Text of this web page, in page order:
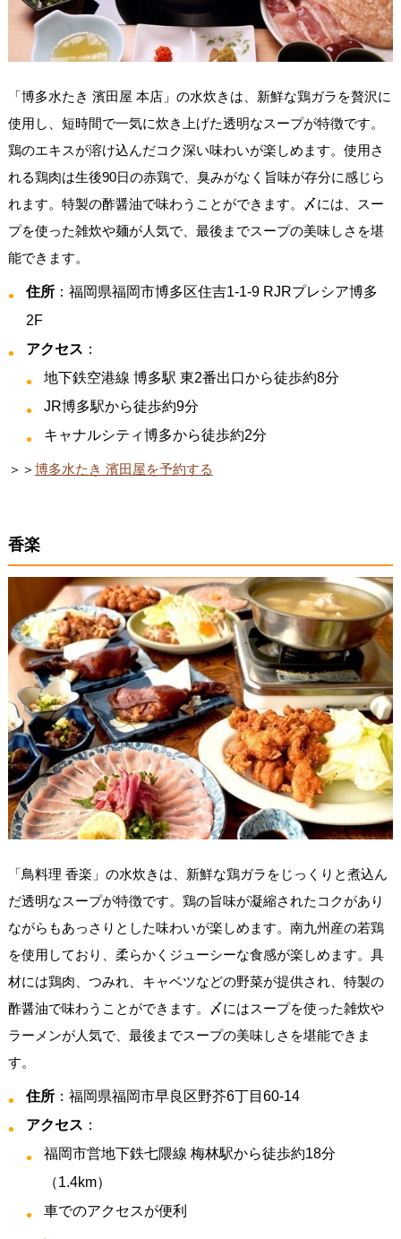
「博多水たき 濱田屋 本店」の水炊きは、新鮮な鶏ガラを贅沢に
使用し、短時間で一気に炊き上げた透明なスープが特徴です。
鶏のエキスが溶け込んだコク深い味わいが楽しめます。使用さ
れる鶏肉は生後90日の赤鶏で、臭みがなく旨味が存分に感じら
れます。特製の酢醤油で味わうことができます。〆には、スー
プを使った雑炊や麺が人気で、最後までスープの美味しさを堪
能できます。
住所：福岡県福岡市博多区住吉1-1-9 RJRプレシア博多
2F
アクセス ：
地下鉄空港線 博多駅 東2番出口から徒歩約8分
JR博多駅から徒歩約9分
キャナルシティ博多から徒歩約2分
＞＞ 博多水たき 濱田屋を予約する
香楽
「鳥料理 香楽」の水炊きは、新鮮な鶏ガラをじっくりと煮込ん
だ透明なスープが特徴です。鶏の旨味が凝縮されたコクがあり
ながらもあっさりとした味わいが楽しめます。南九州産の若鶏
を使用しており、柔らかくジューシーな食感が楽しめます。具
材には鶏肉、つみれ、キャベツなどの野菜が提供され、特製の
酢醤油で味わうことができます。〆にはスープを使った雑炊や
ラーメンが人気で、最後までスープの美味しさを堪能できま
す。
住所：福岡県福岡市早良区野芥6丁目60-14
アクセス ：
福岡市営地下鉄七隈線 梅林駅から徒歩約18分
（1.4km）
車でのアクセスが便利